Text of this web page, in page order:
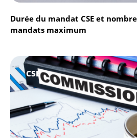
Durée du mandat CSE et
mandats maximum
CSE